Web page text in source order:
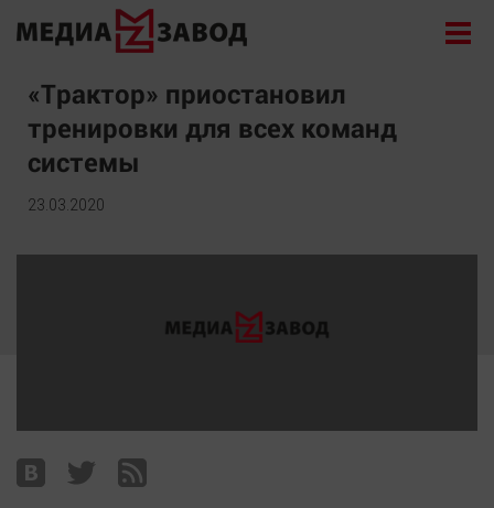
Новости
Экономика
Происшествия
Общество
Архив
«Трактор» приостановил
тренировки для всех команд
системы
23.03.2020